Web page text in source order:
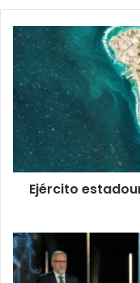
Ejército
estadounidense
bombardea
la
isla
de
Jark
Ejército
Castilla
y
León